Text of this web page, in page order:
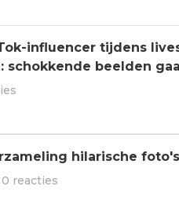
influencer tijdens
schokkende beelden
hilarische
0 reacties